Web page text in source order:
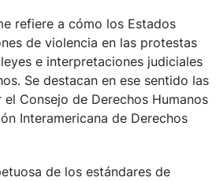
refiere a cómo los Estados
de violencia en las protestas
e interpretaciones judiciales
Se destacan en ese sentido las
Consejo de Derechos Humanos
Interamericana de Derechos
de los estándares de